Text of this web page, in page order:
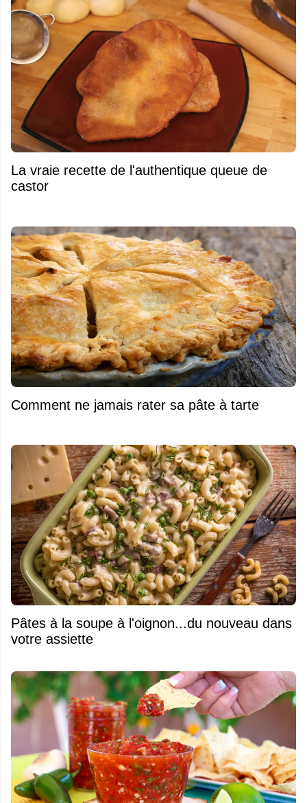
La vraie recette de l'authentique queue de
castor
Comment ne jamais rater sa pâte à tarte
Pâtes à la soupe à l'oignon...du nouveau dans
votre assiette